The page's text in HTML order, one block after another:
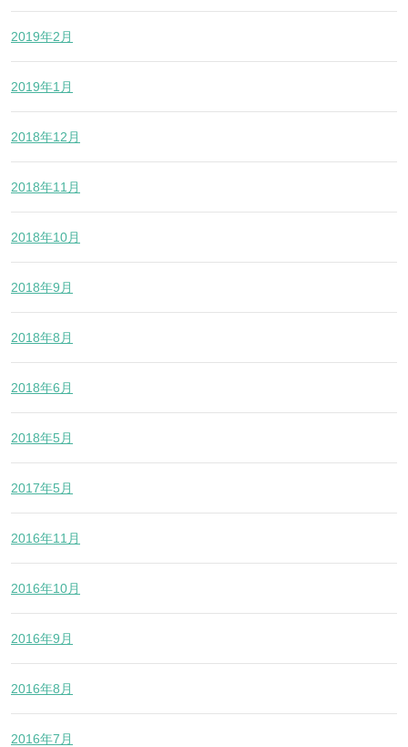
2019年2月
2019年1月
2018年12月
2018年11月
2018年10月
2018年9月
2018年8月
2018年6月
2018年5月
2017年5月
2016年11月
2016年10月
2016年9月
2016年8月
2016年7月